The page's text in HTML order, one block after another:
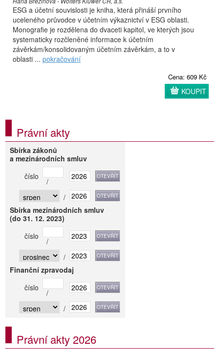
ESG a účetní souvislosti je kniha, která přináší prvního
uceleného průvodce v účetním výkaznictví v ESG oblasti.
Monografie je rozdělena do dvaceti kapitol, ve kterých jsou
systematicky rozčleněné informace k účetním
závěrkám/konsolidovaným účetním závěrkám, a to v
oblasti ... pokračování
Cena: 609 Kč
KOUPIT
Právní akty
Sbírka zákonů
a mezinárodních smluv
číslo
/
/
Sbírka mezinárodních smluv
(do 31. 12. 2023)
číslo
/
/
Finanční zpravodaj
číslo
/
/
Právní akty 2026